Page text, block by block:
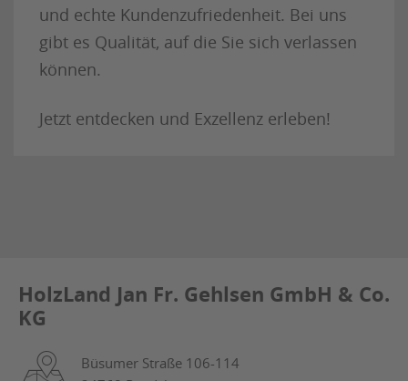
und echte Kundenzufriedenheit. Bei uns
gibt es Qualität, auf die Sie sich verlassen
können.
Jetzt entdecken und Exzellenz erleben!
HolzLand Jan Fr. Gehlsen GmbH & Co.
KG
Büsumer Straße 106-114